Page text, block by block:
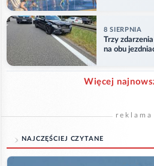
8 SIERPNIA
Trzy
na obu
Więcej
reklama
NAJCZĘŚCIEJ CZYTANE